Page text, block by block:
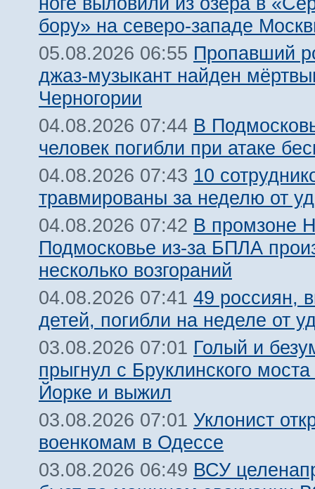
бору» на северо-западе
05.08.2026 06:55 Пропавший
джаз-музыкант найден
Черногории
04.08.2026 07:44 В
человек погибли при атаке
04.08.2026 07:43 10
травмированы за неделю от
04.08.2026 07:42 В промзоне
Подмосковье из-за БПЛА
несколько возгораний
04.08.2026 07:41 49 россиян,
детей, погибли на неделе от
03.08.2026 07:01 Голый и
прыгнул с Бруклинского
Йорке и выжил
03.08.2026 07:01 Уклонист
военкомам в Одессе
03.08.2026 06:49 ВСУ